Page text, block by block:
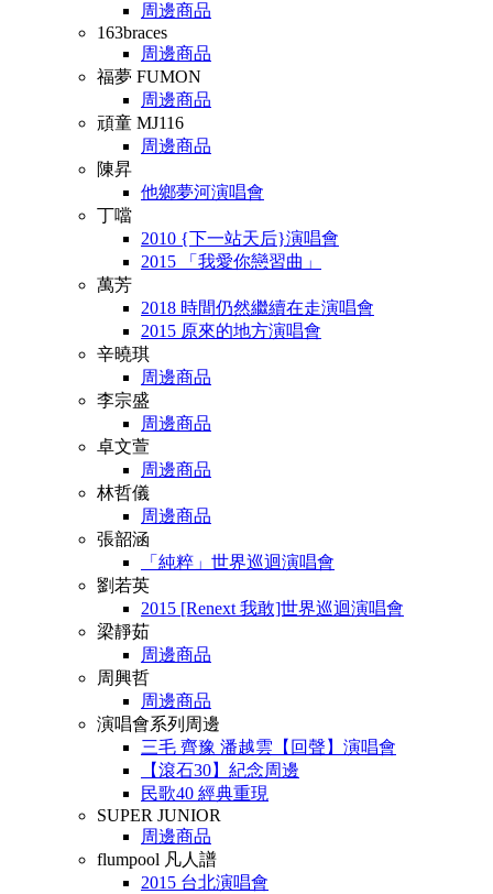
周邊商品
163braces
周邊商品
福夢 FUMON
周邊商品
頑童 MJ116
周邊商品
陳昇
他鄉夢河演唱會
丁噹
2010 {下一站天后}演唱會
2015 「我愛你戀習曲」
萬芳
2018 時間仍然繼續在走演唱會
2015 原來的地方演唱會
辛曉琪
周邊商品
李宗盛
周邊商品
卓文萱
周邊商品
林哲儀
周邊商品
張韶涵
「純粹」世界巡迴演唱會
劉若英
2015 [Renext 我敢]世界巡迴演唱會
梁靜茹
周邊商品
周興哲
周邊商品
演唱會系列周邊
三毛 齊豫 潘越雲【回聲】演唱會
【滾石30】紀念周邊
民歌40 經典重現
SUPER JUNIOR
周邊商品
flumpool 凡人譜
2015 台北演唱會